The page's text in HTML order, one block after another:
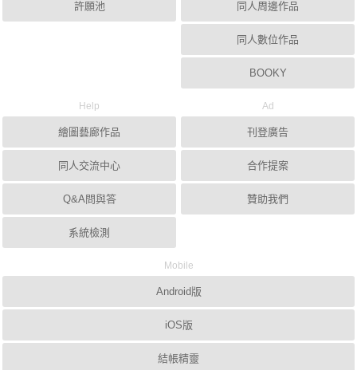
許願池 同人周邊作品
同人數位作品
BOOKY
Help
繪圖藝廊作品
同人交流中心
Q&A問與答
系統檢測
Ad
刊登廣告
合作提案
贊助我們
Mobile
Android版
iOS版
結帳精靈